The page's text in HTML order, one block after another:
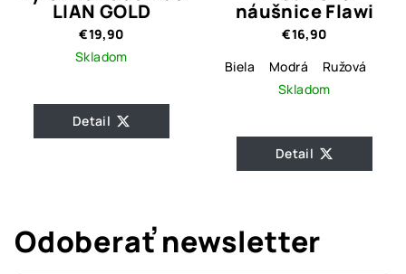
LIAN GOLD
€19,90
Skladom
Detail
náušnice Flawi
€16,90
Biela
Modrá
Ružová
Skladom
Detail
Odoberať newsletter